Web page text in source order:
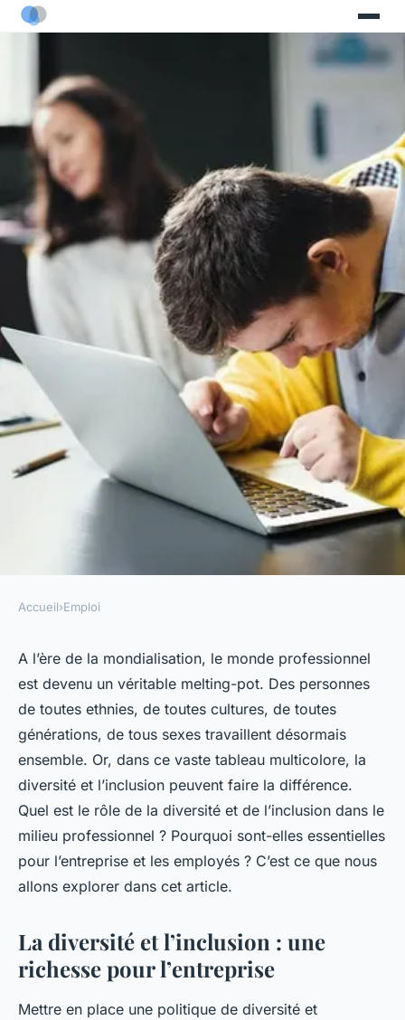
L'importance de la diversité et
de l'inclusion dans le milieu
professionnel
ozanne•3 décembre 2023•5 min de lecture
Accueil›Emploi
A l’ère de la mondialisation, le monde professionnel
est devenu un véritable melting-pot. Des personnes
de toutes ethnies, de toutes cultures, de toutes
générations, de tous sexes travaillent désormais
ensemble. Or, dans ce vaste tableau multicolore, la
diversité et l’inclusion peuvent faire la différence.
Quel est le rôle de la diversité et de l’inclusion dans le
milieu professionnel ? Pourquoi sont-elles essentielles
pour l’entreprise et les employés ? C’est ce que nous
allons explorer dans cet article.
La diversité et l’inclusion : une
richesse pour l’entreprise
Mettre en place une politique de diversité et